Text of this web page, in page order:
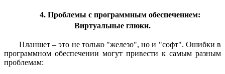
4. Проблемы с программным обеспечением:
Виртуальные глюки.
Планшет – это не только "железо", но и "софт". Ошибки в
программном обеспечении могут привести к самым разным
проблемам: